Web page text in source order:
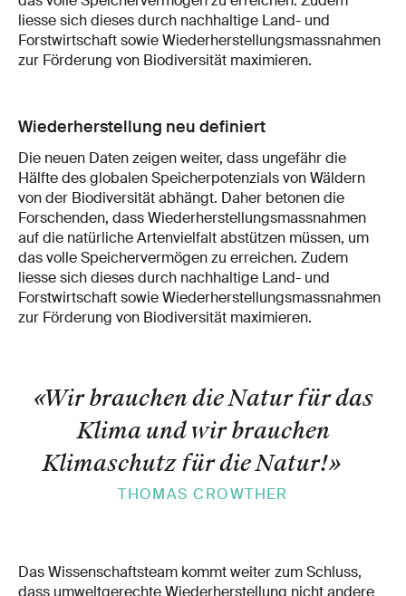
liesse sich dieses durch nachhaltige Land-​ und
Forstwirtschaft sowie Wiederherstellungsmassnahmen
zur Förderung von Biodiversität maximieren.
Wiederherstellung neu definiert
Die neuen Daten zeigen weiter, dass ungefähr die
Hälfte des globalen Speicherpotenzials von Wäldern
von der Biodiversität abhängt. Daher betonen die
Forschenden, dass Wiederherstellungsmassnahmen
auf die natürliche Artenvielfalt abstützen müssen, um
das volle Speichervermögen zu erreichen. Zudem
liesse sich dieses durch nachhaltige Land- und
Forstwirtschaft sowie Wiederherstellungsmassnahmen
zur Förderung von Biodiversität maximieren.
«Wir brauchen die Natur für das
Klima und wir brauchen
Klimaschutz für die Natur!»
THOMAS CROWTHER
Das Wissenschaftsteam kommt weiter zum Schluss,
dass umweltgerechte Wiederherstellung nicht andere